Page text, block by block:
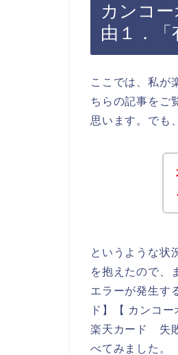
カンコ
由１．
ここでは、私が
ちらの記事をご
思います。でも
というような状
を抱えたので、
エラーが発生す
ド】【 カンコ
楽天カード 失
べてみました。